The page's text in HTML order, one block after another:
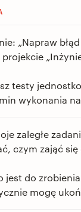
„Napraw
testy
wykonania
zaległe
czym zająć się
jest do
mogę